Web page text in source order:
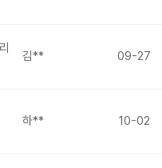
김** 09-27
하** 10-02